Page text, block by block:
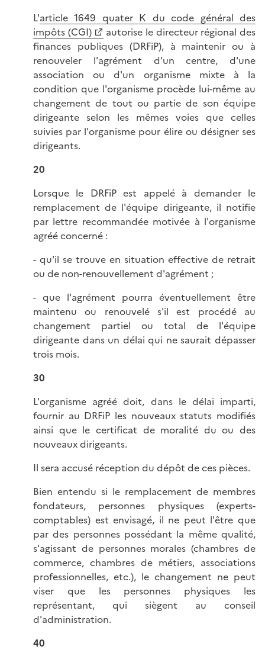
L'article 1649 quater K du code général des
impôts (CGI)
autorise le directeur régional des
finances publiques (DRFiP), à maintenir ou à
renouveler l'agrément d'un centre, d'une
association ou d'un organisme mixte à la
condition que l'organisme procède lui-même au
changement de tout ou partie de son équipe
dirigeante selon les mêmes voies que celles
suivies par l'organisme pour élire ou désigner ses
dirigeants.
20
Lorsque le DRFiP est appelé à demander le
remplacement de l'équipe dirigeante, il notifie
par lettre recommandée motivée à l'organisme
agréé concerné :
- qu'il se trouve en situation effective de retrait
ou de non-renouvellement d'agrément ;
- que l'agrément pourra éventuellement être
maintenu ou renouvelé s'il est procédé au
changement partiel ou total de l'équipe
dirigeante dans un délai qui ne saurait dépasser
trois mois.
30
L'organisme agréé doit, dans le délai imparti,
fournir au DRFiP les nouveaux statuts modifiés
ainsi que le certificat de moralité du ou des
nouveaux dirigeants.
Il sera accusé réception du dépôt de ces pièces.
Bien entendu si le remplacement de membres
fondateurs, personnes physiques (experts-
comptables) est envisagé, il ne peut l'être que
par des personnes possédant la même qualité,
s'agissant de personnes morales (chambres de
commerce, chambres de métiers, associations
professionnelles, etc.), le changement ne peut
viser que les personnes physiques les
représentant, qui siègent au conseil
d'administration.
40